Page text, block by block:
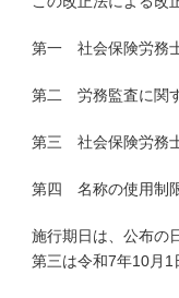
第一 社会保険労務
第二 労務監査に関
第三 社会保険労務
第四 名称の使用制
施行期日は、公布の
第三は令和7年10月1